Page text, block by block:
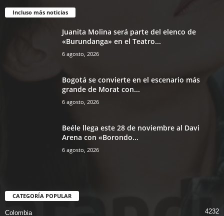
Incluso más noticias
Juanita Molina será parte del elenco de
«Burundanga» en el Teatro...
6 agosto, 2026
Bogotá se convierte en el escenario más
grande de Morat con...
6 agosto, 2026
Beéle llega este 28 de noviembre al Davi
Arena con «Borondo...
6 agosto, 2026
CATEGORÍA POPULAR
Colombia 4232